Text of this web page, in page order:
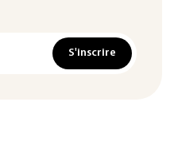
S'inscrire